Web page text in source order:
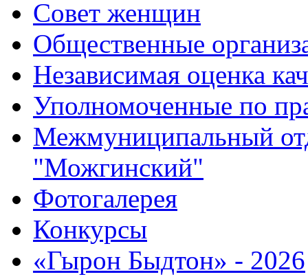
Совет женщин
Общественные
Независимая оценка
Уполномоченные по
Межмуниципальный
"Можгинский"
Фотогалерея
Конкурсы
«Гырон Быдтон» - 2026